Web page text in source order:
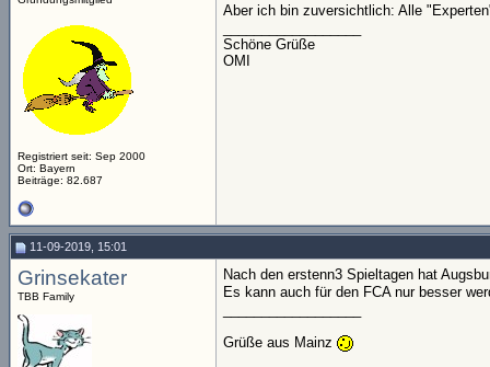
Registriert seit: Sep 2000
Ort: Bayern
Beiträge: 82.687
Aber ich bin zuversichtlich: Alle
Schöne Grüße
OMI
11-09-2019, 15:01
Grinsekater
TBB Family
Nach den erstenn3 Spieltagen hat
Es kann auch für den FCA nur besser
Grüße aus Mainz